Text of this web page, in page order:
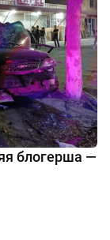
блогерша —